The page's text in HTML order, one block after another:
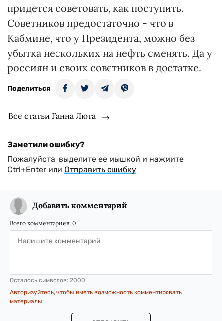
придется советовать, как поступить.
Советников предостаточно - что в
Кабмине, что у Президента, можно без
убытка нескольких на нефть сменять. Да у
россиян и своих советников в достатке.
Поделиться
Все статьи Ганна Люта
Заметили ошибку?
Пожалуйста, выделите ее мышкой и нажмите
Ctrl+Enter или Отправить ошибку
Добавить комментарий
Всего комментариев: 0
Осталось символов: 2000
Авторизуйтесь, чтобы иметь возможность комментировать
материалы